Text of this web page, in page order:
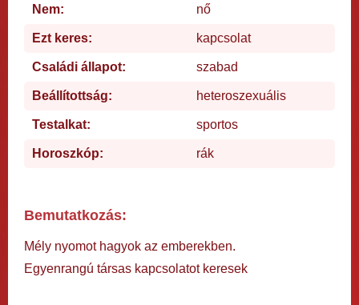
Nem: nő
Ezt keres: kapcsolat
Családi állapot: szabad
Beállítottság: heteroszexuális
Testalkat: sportos
Horoszkóp: rák
Bemutatkozás:
Mély nyomot hagyok az emberekben.
Egyenrangú társas kapcsolatot keresek